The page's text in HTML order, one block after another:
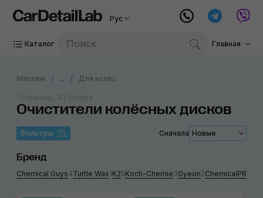
Рус
Каталог Главная
Магазин ... Для колёс
Очистители колёсных дисков
1 страница, 33 товара
Фильтры Сначала Новые
Бренд
Chemical Guys4Turtle Wax1K25Koch-Chemie3Gyeon2ChemicalPRO